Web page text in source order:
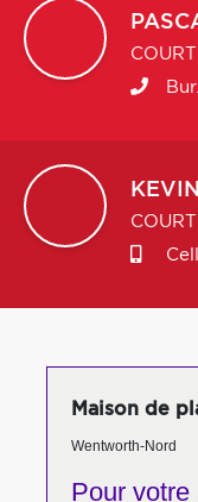
KEVIN
Maison de
Wentworth-Nord
Pour votre